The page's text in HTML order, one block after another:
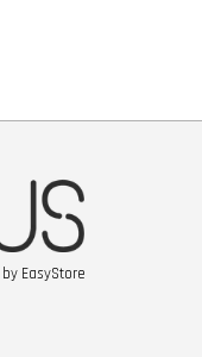
EasyStore